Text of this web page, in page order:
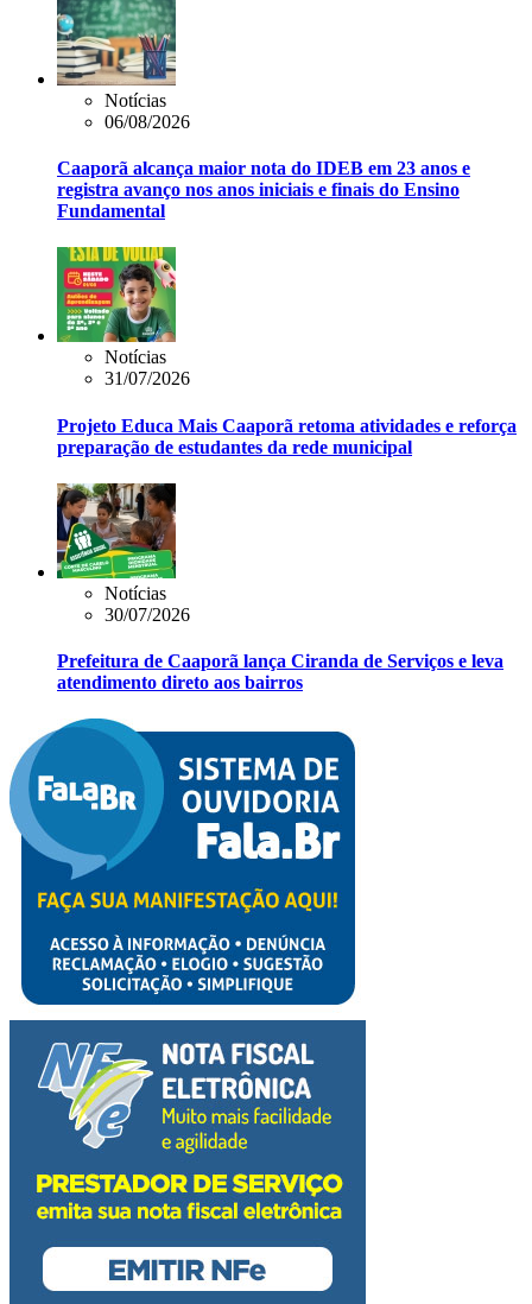
Notícias
06/08/2026
Caaporã alcança maior nota do IDEB em 23 anos e
registra avanço nos anos iniciais e finais do Ensino
Fundamental
Notícias
31/07/2026
Projeto Educa Mais Caaporã retoma atividades e reforça
preparação de estudantes da rede municipal
Notícias
30/07/2026
Prefeitura de Caaporã lança Ciranda de Serviços e leva
atendimento direto aos bairros